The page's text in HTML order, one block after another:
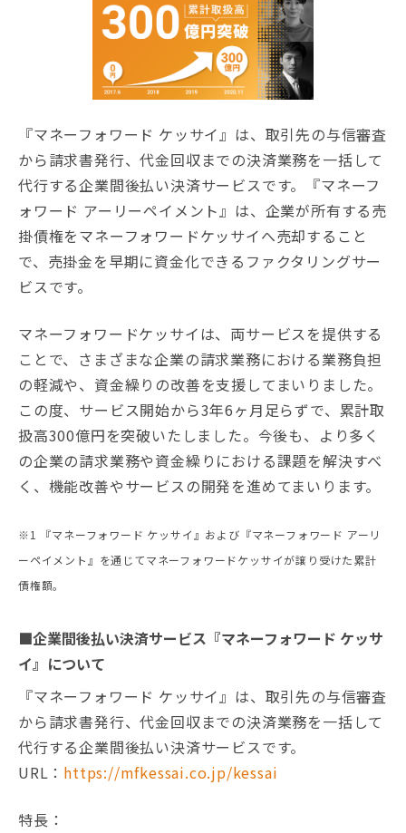
『マネーフォワード ケッサイ』は、取引先の与信審査
から請求書発行、代金回収までの決済業務を一括して
代行する企業間後払い決済サービスです。『マネーフ
ォワード アーリーペイメント』は、企業が所有する売
掛債権をマネーフォワードケッサイへ売却すること
で、売掛金を早期に資金化できるファクタリングサー
ビスです。
マネーフォワードケッサイは、両サービスを提供する
ことで、さまざまな企業の請求業務における業務負担
の軽減や、資金繰りの改善を支援してまいりました。
この度、サービス開始から3年6ヶ月足らずで、累計取
扱高300億円を突破いたしました。今後も、より多く
の企業の請求業務や資金繰りにおける課題を解決すべ
く、機能改善やサービスの開発を進めてまいります。
※1 『マネーフォワード ケッサイ』および『マネーフォワード アーリ
ーペイメント』を通じてマネーフォワードケッサイが譲り受けた累計
債権額。
■企業間後払い決済サービス『マネーフォワード ケッサ
イ』について
『マネーフォワード ケッサイ』は、取引先の与信審査
から請求書発行、代金回収までの決済業務を一括して
代行する企業間後払い決済サービスです。
URL： https://mfkessai.co.jp/kessai
特長：